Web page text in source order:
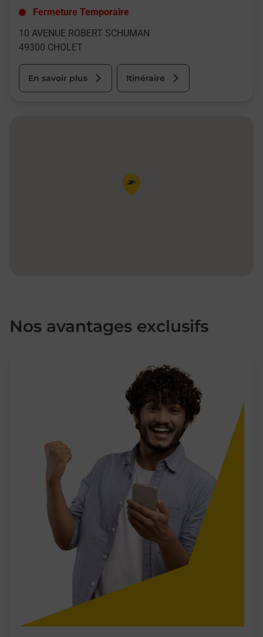
Fermeture Temporaire
10 AVENUE ROBERT SCHUMAN
49300 CHOLET
En savoir plus Itinéraire
Pin de la carte
Nos avantages exclusifs